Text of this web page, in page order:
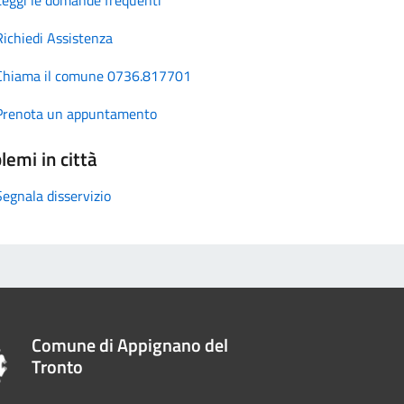
Assistenza
il comune 0736.817701
un appuntamento
in città
disservizio
Comune di Appignano del
Tronto